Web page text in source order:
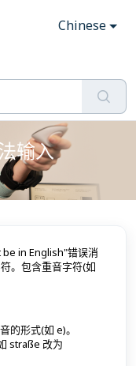
Chinese
输入
in English"错误消
。包含重音字符(如
的形式(如 e)。
straße 改为